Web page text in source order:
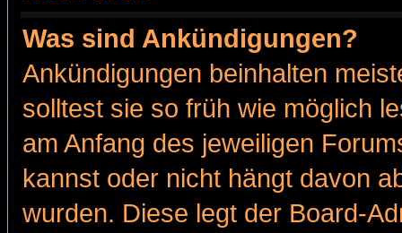
Was sind Ankündigungen?
Ankündigungen beinhalten
solltest sie so früh wie möglich
am Anfang des jeweiligen
kannst oder nicht hängt davon
wurden. Diese legt der Board-